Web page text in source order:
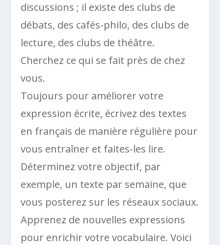
discussions ; il existe des clubs de
débats, des cafés-philo, des clubs de
lecture, des clubs de théâtre.
Cherchez ce qui se fait près de chez
vous.
Toujours pour améliorer votre
expression écrite, écrivez des textes
en français de manière régulière pour
vous entraîner et faites-les lire.
Déterminez votre objectif, par
exemple, un texte par semaine, que
vous posterez sur les réseaux sociaux.
Apprenez de nouvelles expressions
pour enrichir votre vocabulaire. Voici